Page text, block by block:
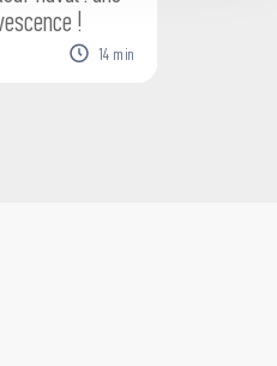
!
14 min